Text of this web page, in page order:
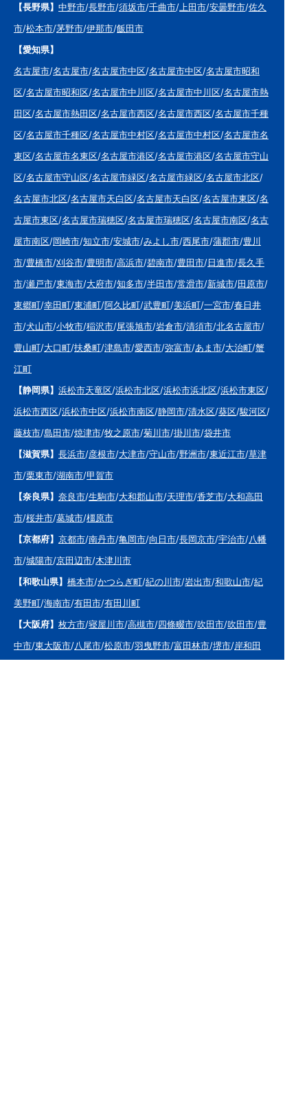
【長野県】 中野市/長野市/須坂市/千曲市/ 上田市/安曇野市/佐久
市/松本市/茅野市/伊那市/飯田市
【愛知県】
名古屋市/名古屋市/名古屋市中区/名古屋市中区/名古屋市昭和
区/名古屋市昭和区/名古屋市中川区/名古屋市中川区/名古屋市熱
田区/名古屋市熱田区/名古屋市西区/名古屋市西区/名古屋市千種
区/名古屋市千種区/名古屋市中村区/名古屋市中村区/名古屋市名
東区/名古屋市名東区/名古屋市港区/名古屋市港区/名古屋市守山
区/名古屋市守山区/名古屋市緑区/名古屋市緑区/名古屋市北区/
名古屋市北区/名古屋市天白区/名古屋市天白区/名古屋市東区/名
古屋市東区/名古屋市瑞穂区/名古屋市瑞穂区/名古屋市南区/名古
屋市南区/岡崎市/知立市/安城市/みよし市/西尾市/蒲郡市/豊川
市/豊橋市/刈谷市/豊明市/高浜市/碧南市/豊田市/日進市/長久手
市/瀬戸市/東海市/大府市/知多市/半田市/常滑市/新城市/田原市/
東郷町/幸田町/東浦町/阿久比町/武豊町/美浜町/一宮市/春日井
市/犬山市/小牧市/稲沢市/尾張旭市/岩倉市/清須市/北名古屋市/
豊山町/大口町/扶桑町/津島市/愛西市/弥富市/あま市/大治町/蟹
江町
【静岡県】 浜松市天竜区/浜松市北区/浜松市浜北区/浜松市東区/
浜松市西区/浜松市中区/浜松市南区/静岡市/清水区/葵区/駿河区/
藤枝市/島田市/焼津市/牧之原市/菊川市/掛川市/袋井市
【滋賀県】 長浜市/彦根市/大津市/守山市/野洲市/東近江市/草津
市/栗東市/湖南市/甲賀市
【奈良県】 奈良市/生駒市/大和郡山市/天理市/香芝市/大和高田
市/桜井市/葛城市/橿原市
【京都府】 京都市/南丹市/亀岡市/向日市/長岡京市/宇治市/八幡
市/城陽市/京田辺市/木津川市
【和歌山県】 橋本市/かつらぎ町/紀の川市/岩出市/和歌山市/紀
美野町/海南市/有田市/有田川町
【大阪府】 枚方市/寝屋川市/高槻市/四條畷市/吹田市/吹田市/豊
中市/東大阪市/八尾市/松原市/羽曳野市/富田林市/堺市/岸和田